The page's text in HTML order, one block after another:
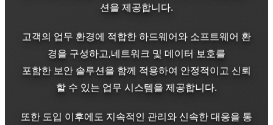
션을 제공합니다.
고객의 업무 환경에 적합한 하드웨어와 소프트웨어 환
경을 구성하고,네트워크 및 데이터 보호를
포함한 보안 솔루션을 함께 적용하여 안정적이고 신뢰
할 수 있는 업무 시스템을 제공합니다.
또한 도입 이후에도 지속적인 관리와 신속한 대응을 통